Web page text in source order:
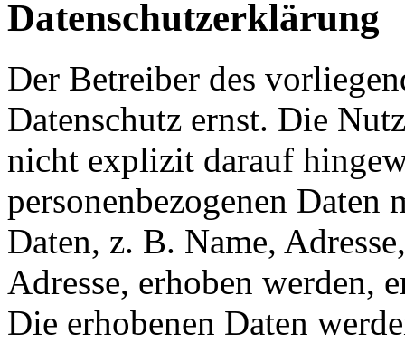
Datenschutzerklärung
Der Betreiber des
Datenschutz ernst. Die
nicht explizit darauf
personenbezogenen Daten
Daten, z. B. Name,
Adresse, erhoben
Die erhobenen Daten